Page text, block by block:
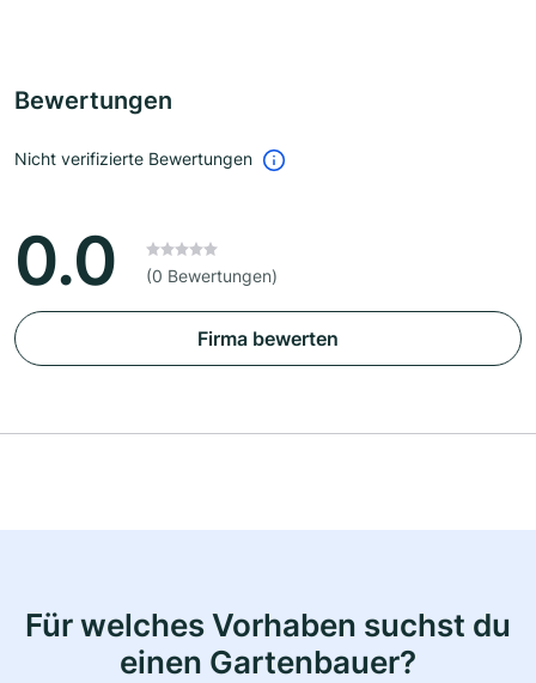
Bewertungen
Nicht verifizierte Bewertungen
0.0 (0 Bewertungen)
Firma bewerten
Für welches Vorhaben suchst du
einen Gartenbauer?